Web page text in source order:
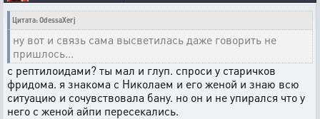
Цитата: OdessaXerj
ну вот и связь сама высветилась даже говорить не
пришлось...
с рептилоидами? ты мал и глуп. спроси у старичков
фридома. я знакома с Николаем и его женой и знаю всю
ситуацию и сочувствовала бану. но он и не упирался что у
него с женой айпи пересекались.